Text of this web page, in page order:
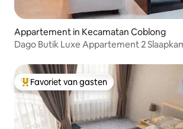
Appartement in Kecamatan Coblong
Dago Butik Luxe Appartement 2
Topfavoriet van gasten
Favoriet van gasten